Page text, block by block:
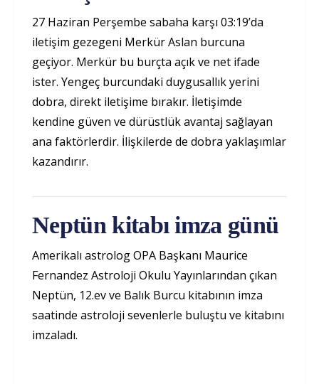
27 Haziran Perşembe sabaha karşı 03:19’da
iletişim gezegeni Merkür Aslan burcuna
geçiyor. Merkür bu burçta açık ve net ifade
ister. Yengeç burcundaki duygusallık yerini
dobra, direkt iletişime bırakır. İletişimde
kendine güven ve dürüstlük avantaj sağlayan
ana faktörlerdir. İlişkilerde de dobra yaklaşımlar
kazandırır.
Neptün kitabı imza günü
Amerikalı astrolog OPA Başkanı Maurice
Fernandez Astroloji Okulu Yayınlarından çıkan
Neptün, 12.ev ve Balık Burcu kitabının imza
saatinde astroloji sevenlerle buluştu ve kitabını
imzaladı.